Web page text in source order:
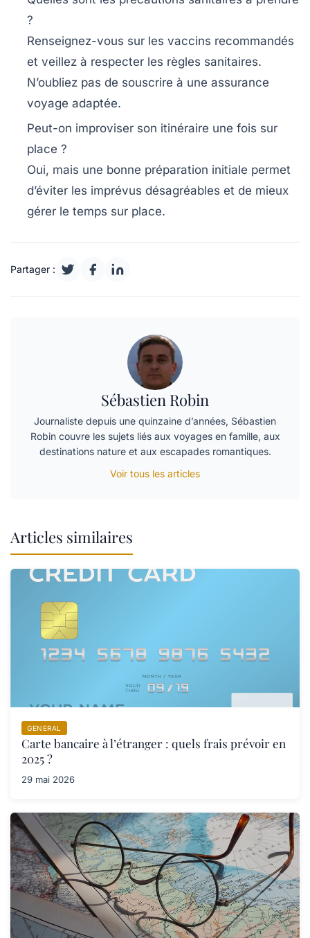
?
Renseignez-vous sur les vaccins recommandés
et veillez à respecter les règles sanitaires.
N’oubliez pas de souscrire à une assurance
voyage adaptée.
Peut-on improviser son itinéraire une fois sur
place ?
Oui, mais une bonne préparation initiale permet
d’éviter les imprévus désagréables et de mieux
gérer le temps sur place.
Partager :
Sébastien Robin
Journaliste depuis une quinzaine d’années, Sébastien
Robin couvre les sujets liés aux voyages en famille, aux
destinations nature et aux escapades romantiques.
Voir tous les articles
Articles similaires
GENERAL
Carte bancaire à l’étranger : quels frais prévoir en
2025 ?
29 mai 2026